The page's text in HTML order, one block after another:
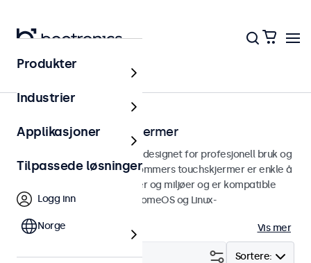
Touchskjermer
27 tommers touchskjermer
27 tommers touchskjermer designet for profesjonell bruk og
kontinuerlig bruk. Våre 27 tommers touchskjermer er enkle å
integrere i alle applikasjoner og miljøer og er kompatible
med Windows, macOS, ChromeOS og Linux-
Vis mer
Sortere:
Filter (2)
Produkter
Industrier
Applikasjoner
Tilpassede løsninger
Logg inn
Norge